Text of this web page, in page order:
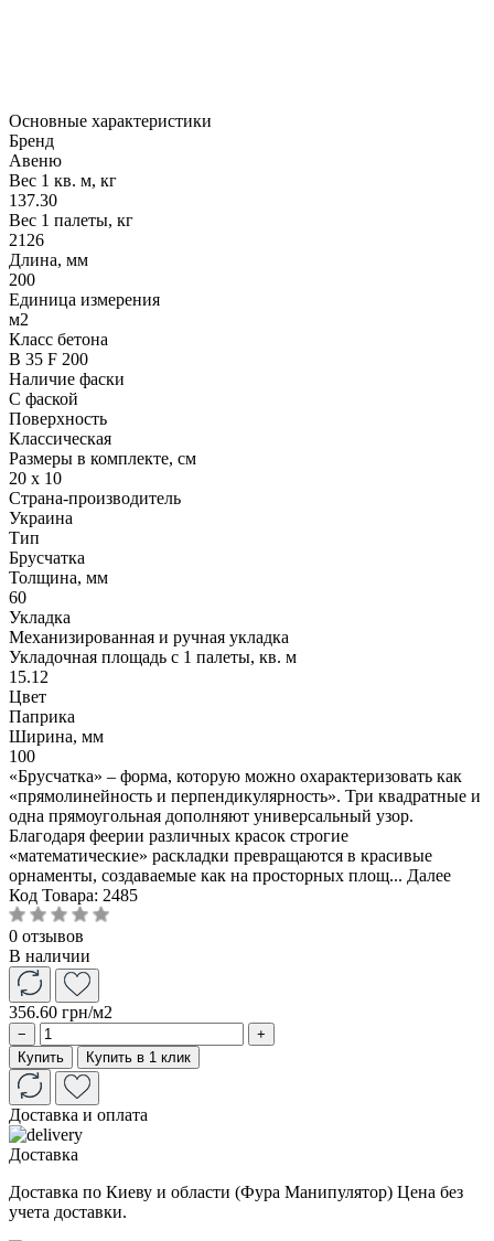
Основные характеристики
Бренд
Авеню
Вес 1 кв. м, кг
137.30
Вес 1 палеты, кг
2126
Длина, мм
200
Единица измерения
м2
Класс бетона
В 35 F 200
Наличие фаски
С фаской
Поверхность
Классическая
Размеры в комплекте, см
20 х 10
Страна-производитель
Украина
Тип
Брусчатка
Толщина, мм
60
Укладка
Механизированная и ручная укладка
Укладочная площадь с 1 палеты, кв. м
15.12
Цвет
Паприка
Ширина, мм
100
«Брусчатка» – форма, которую можно охарактеризовать как
«прямолинейность и перпендикулярность». Три квадратные и
одна прямоугольная дополняют универсальный узор.
Благодаря феерии различных красок строгие
«математические» раскладки превращаются в красивые
орнаменты, создаваемые как на просторных площ... Далее
Код Товара: 2485
0 отзывов
В наличии
356.60 грн/м2
−
+
Купить
Купить в 1 клик
Доставка и оплата
Доставка
Доставка по Киеву и области (Фура Манипулятор) Цена без
учета доставки.